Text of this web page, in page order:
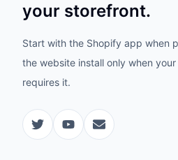
your storefront.
Start with the Shopify app when
the website install only when
requires it.